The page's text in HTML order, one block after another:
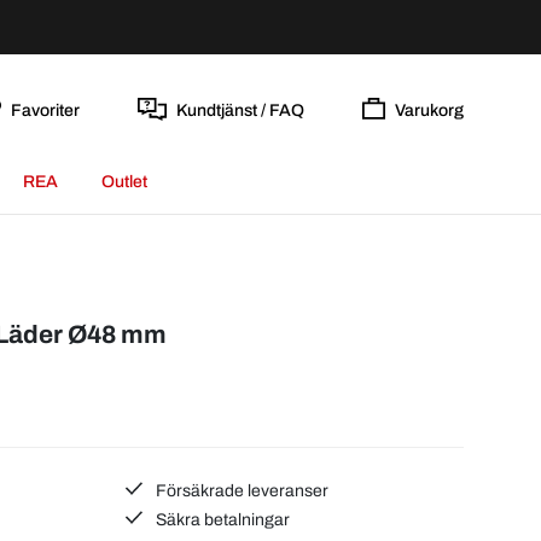
Favoriter Kundtjänst / FAQ Varukorg
REA Outlet
Ø48 mm
Försäkrade leveranser
Säkra betalningar